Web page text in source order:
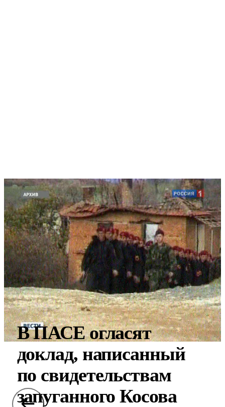
В ПАСЕ огласят
доклад, написанный
по свидетельствам
запуганного Косова